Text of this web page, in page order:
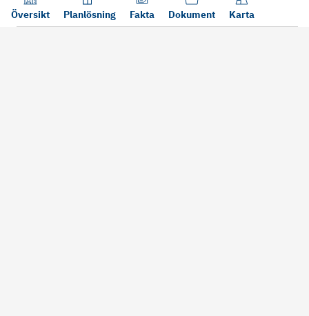
Översikt Planlösning Fakta Dokument Karta